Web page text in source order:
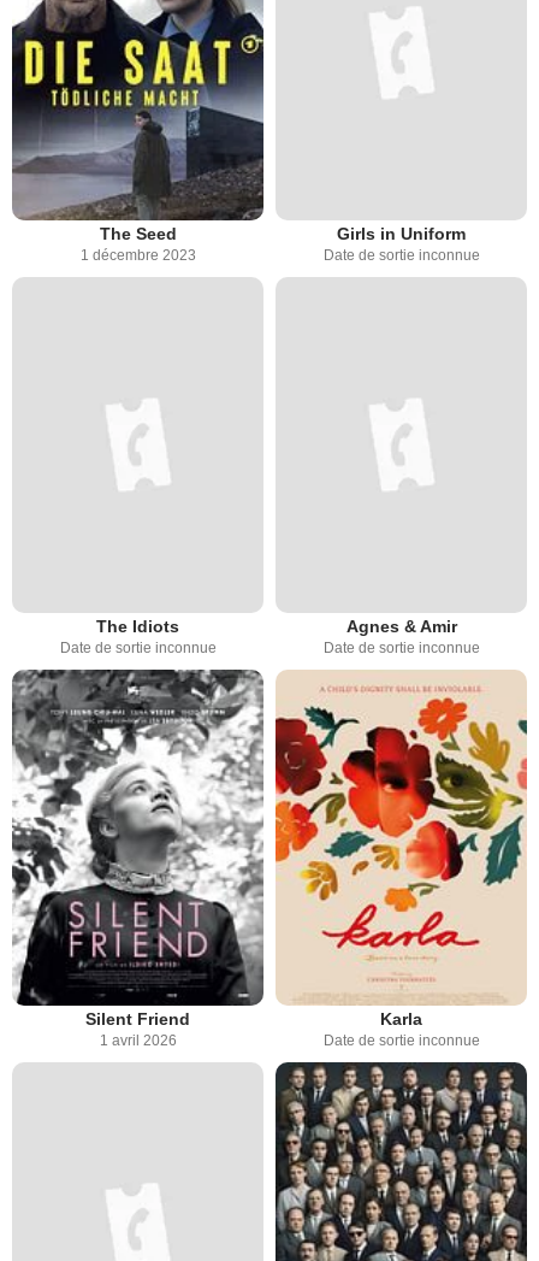
The Seed
1 décembre 2023
Girls in Uniform
Date de sortie inconnue
The Idiots
Date de sortie inconnue
Agnes & Amir
Date de sortie inconnue
Silent Friend
1 avril 2026
Karla
Date de sortie inconnue